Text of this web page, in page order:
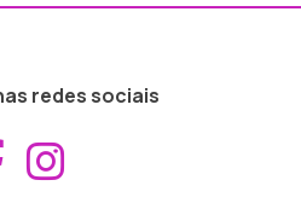
redes sociais
Aceder ao